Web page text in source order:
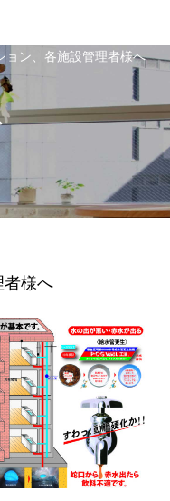
ョン、各施設管理者様へ
者様へ